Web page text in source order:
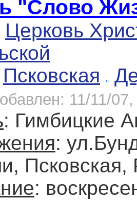
"Слово
Церковь
Псковская
11/11/
: Гимбицкие
:
Псковская,
: